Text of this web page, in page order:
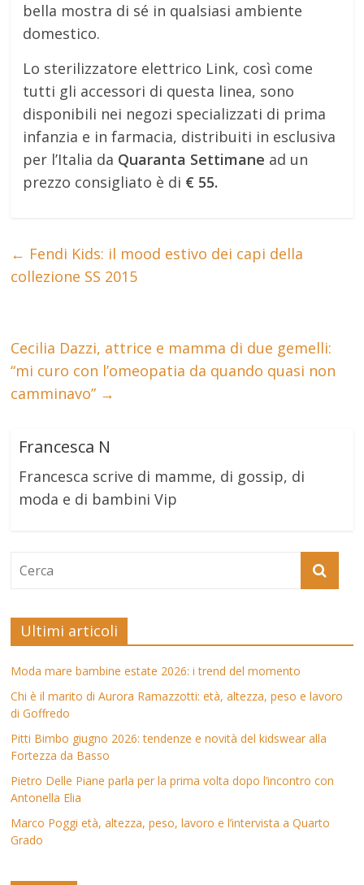
bella mostra di sé in qualsiasi ambiente
domestico.
Lo sterilizzatore elettrico Link, così come
tutti gli accessori di questa linea, sono
disponibili nei negozi specializzati di prima
infanzia e in farmacia, distribuiti in esclusiva
per l’Italia da Quaranta Settimane ad un
prezzo consigliato è di € 55.
← Fendi Kids: il mood estivo dei capi della
collezione SS 2015
Cecilia Dazzi, attrice e mamma di due gemelli:
“mi curo con l’omeopatia da quando quasi non
camminavo” →
Francesca N
Francesca scrive di mamme, di gossip, di
moda e di bambini Vip
Ultimi articoli
Moda mare bambine estate 2026: i trend del momento
Chi è il marito di Aurora Ramazzotti: età, altezza, peso e lavoro
di Goffredo
Pitti Bimbo giugno 2026: tendenze e novità del kidswear alla
Fortezza da Basso
Pietro Delle Piane parla per la prima volta dopo l’incontro con
Antonella Elia
Marco Poggi età, altezza, peso, lavoro e l’intervista a Quarto
Grado